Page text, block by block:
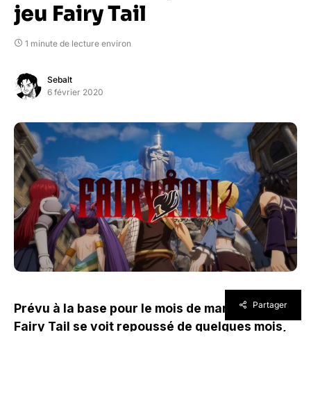
jeu Fairy Tail
1 minute de lecture environ
Sebalt
6 février 2020
Prévu à la base pour le mois de mars, voilà que
Fairy Tail se voit repoussé de quelques mois,
Partager